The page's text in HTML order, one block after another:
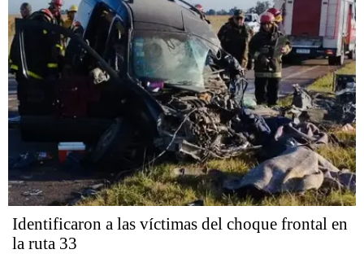
Identificaron a las víctimas del choque frontal en
la ruta 33